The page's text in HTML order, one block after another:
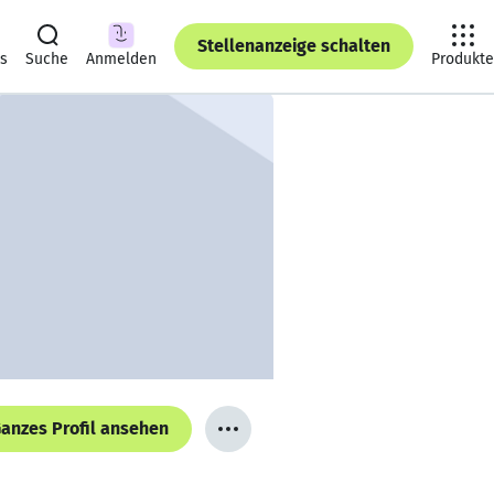
Suche Anmelden
Stellenanzeige schalten
Produkte
Profil ansehen